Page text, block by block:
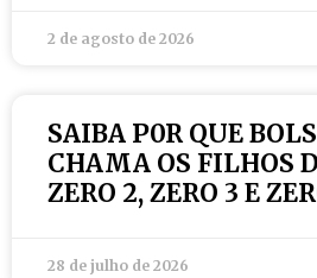
2 de agosto de 2026
SAIBA P0R QUE
CHAMA OS FILHOS
ZERO 2, ZERO 3 E
28 de julho de 2026